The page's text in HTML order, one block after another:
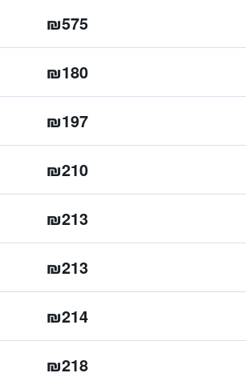
₪575
₪180
₪197
₪210
₪213
₪213
₪214
₪218